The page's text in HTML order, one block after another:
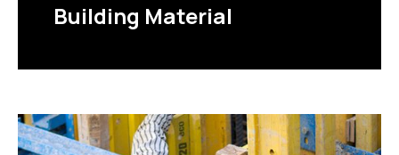
Building Material